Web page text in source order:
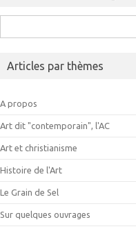
Articles par thèmes
A propos
Art dit "contemporain", l'AC
Art et christianisme
Histoire de l'Art
Le Grain de Sel
Sur quelques ouvrages